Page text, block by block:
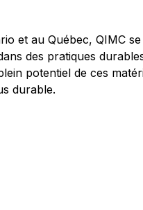
et au Québec, QIMC se
des pratiques
potentiel de ces
durable.